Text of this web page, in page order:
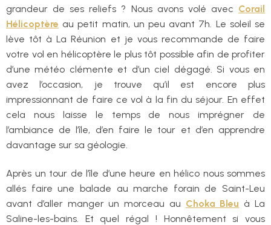
grandeur de ses reliefs ? Nous avons volé avec Corail
Hélicoptère au petit matin, un peu avant 7h. Le soleil se
lève tôt à La Réunion et je vous recommande de faire
votre vol en hélicoptère le plus tôt possible afin de profiter
d’une météo clémente et d’un ciel dégagé. Si vous en
avez l’occasion, je trouve qu’il est encore plus
impressionnant de faire ce vol à la fin du séjour. En effet
cela nous laisse le temps de nous imprégner de
l’ambiance de l’île, d’en faire le tour et d’en apprendre
davantage sur sa géologie.
Après un tour de l’île d’une heure en hélico nous sommes
allés faire une balade au marche forain de Saint-Leu
avant d’aller manger un morceau au Choka Bleu à La
Saline-les-bains. Et quel régal ! Honnêtement si vous